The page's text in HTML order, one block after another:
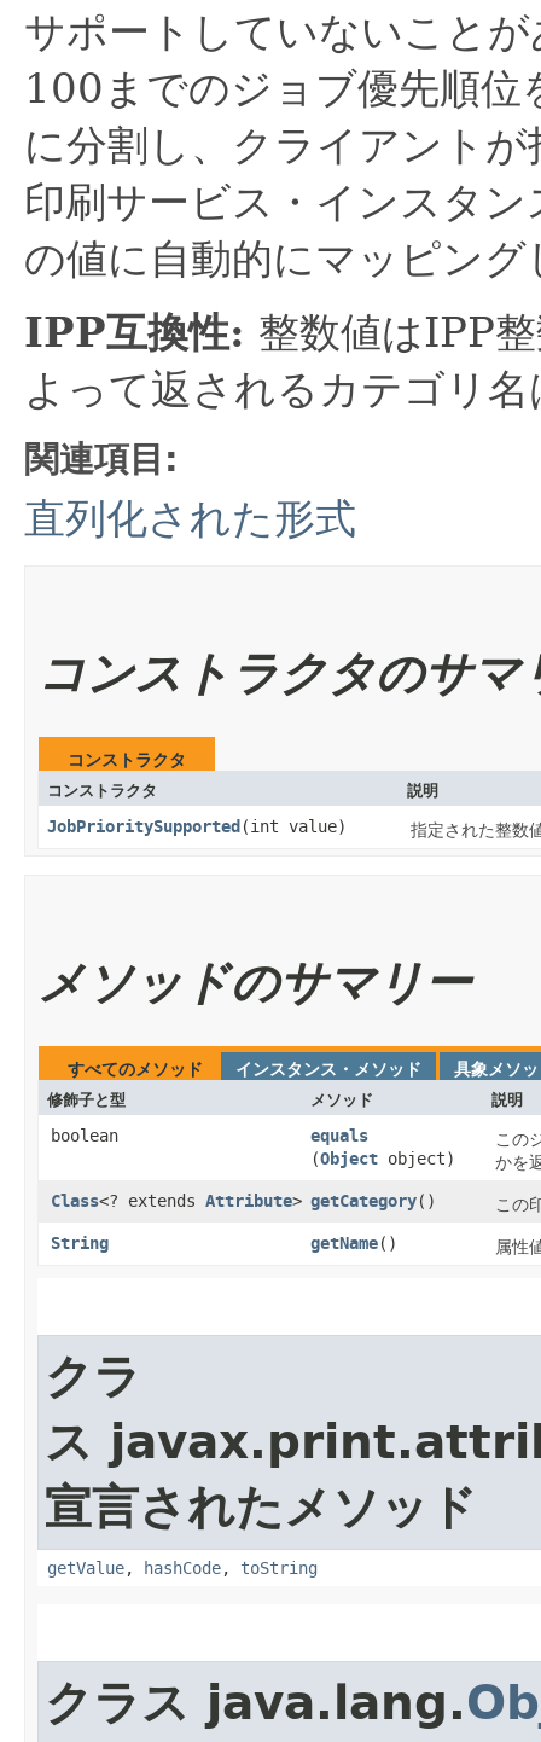
サポートしていないこと
100までのジョブ優先順位
に分割し、クライアント
印刷サービス・インスタ
の値に自動的にマッピング
IPP互換性: 整数値はIPP
よって返されるカテゴリ
関連項目:
直列化された形式
コンストラクタのサマ
コンストラクタ
コンストラクタ 説明
JobPrioritySupported ​(int value) 指定された整数
メソッドのサマリー
すべてのメソッド インスタンス・メソッド 具象メソ
修飾子と型 メソッド 説明
boolean equals
(Object object)
この
かを
Class<? extends Attribute> getCategory() この
String getName() 属性
クラ
ス
宣言されたメソッド
getValue, hashCode, toString
クラス java.lang.